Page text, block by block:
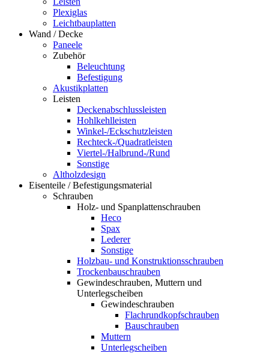
Plexiglas
Leichtbauplatten
Wand / Decke
Paneele
Zubehör
Beleuchtung
Befestigung
Akustikplatten
Leisten
Deckenabschlussleisten
Hohlkehlleisten
Winkel-/Eckschutzleisten
Rechteck-/Quadratleisten
Viertel-/Halbrund-/Rund
Sonstige
Altholzdesign
Eisenteile / Befestigungsmaterial
Schrauben
Holz- und Spanplattenschrauben
Heco
Spax
Lederer
Sonstige
Holzbau- und Konstruktionsschrauben
Trockenbauschrauben
Gewindeschrauben, Muttern und
Unterlegscheiben
Gewindeschrauben
Flachrundkopfschrauben
Bauschrauben
Muttern
Unterlegscheiben